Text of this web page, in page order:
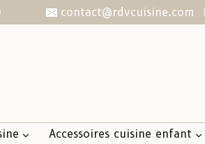
contact@rdvcuisine.com
Accessoires cuisine enfant